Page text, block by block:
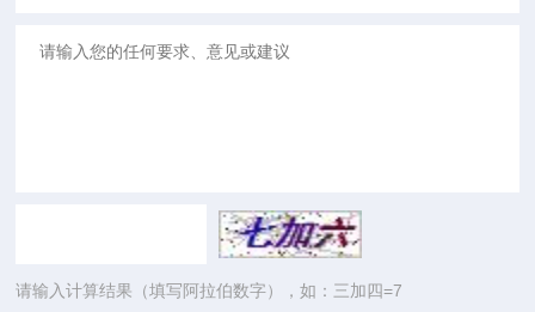
请输入计算结果（填写阿拉伯数字），如：三加四=7